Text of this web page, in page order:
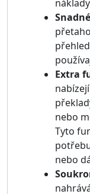
Extra
nebo
Tyto
nebo